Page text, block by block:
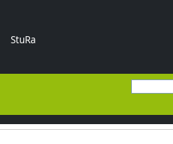
StuRa